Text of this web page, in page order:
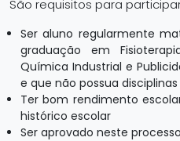
São requisitos para
Ser aluno regularmente
graduação em
Química Industrial e
e que não possua
Ter bom rendimento
histórico escolar
Ser aprovado neste